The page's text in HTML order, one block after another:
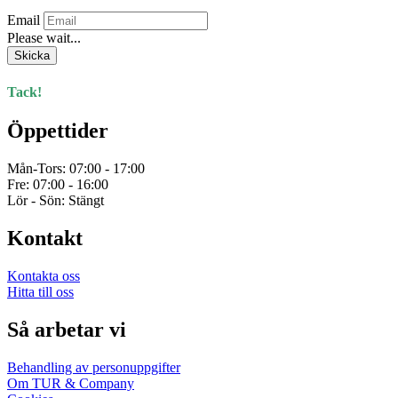
Email
Please wait...
Skicka
Tack!
Öppettider
Mån-Tors: 07:00 - 17:00
Fre: 07:00 - 16:00
Lör - Sön: Stängt
Kontakt
Kontakta oss
Hitta till oss
Så arbetar vi
Behandling av personuppgifter
Om TUR & Company